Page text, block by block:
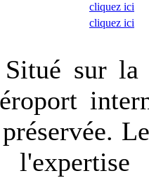
cliquez ici
cliquez ici
Situé sur la